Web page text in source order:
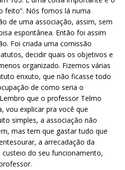
feito”. Nós fomos lá numa
de uma associação, assim, sem
espontânea. Então foi assim
Foi criada uma comissão
decidir quais os objetivos e
organizado. Fizemos várias
enxuto, que não ficasse todo
de como seria o
que o professor Telmo
vou explicar pra você que
simples, a associação não
mas tem que gastar tudo que
a arrecadação da
do seu funcionamento,